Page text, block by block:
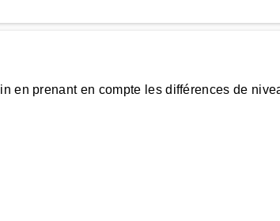
en prenant en compte les différences de